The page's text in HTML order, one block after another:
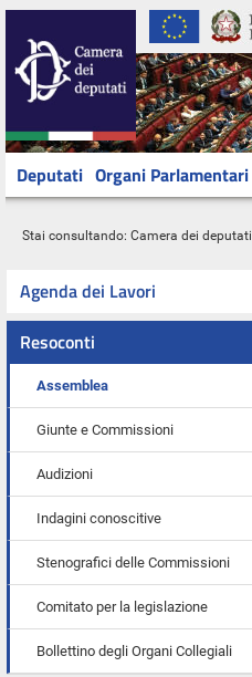
Deputati Organi Parlamentari
Stai consultando: Camera dei deputati
Agenda dei Lavori
Resoconti
Assemblea
Giunte e Commissioni
Audizioni
Indagini conoscitive
Stenografici delle Commissioni
Comitato per la legislazione
Bollettino degli Organi Collegiali